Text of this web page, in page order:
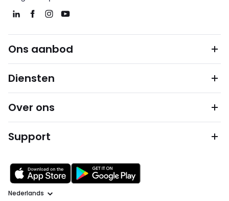
Ons aanbod
Diensten
Over ons
Support
Taal